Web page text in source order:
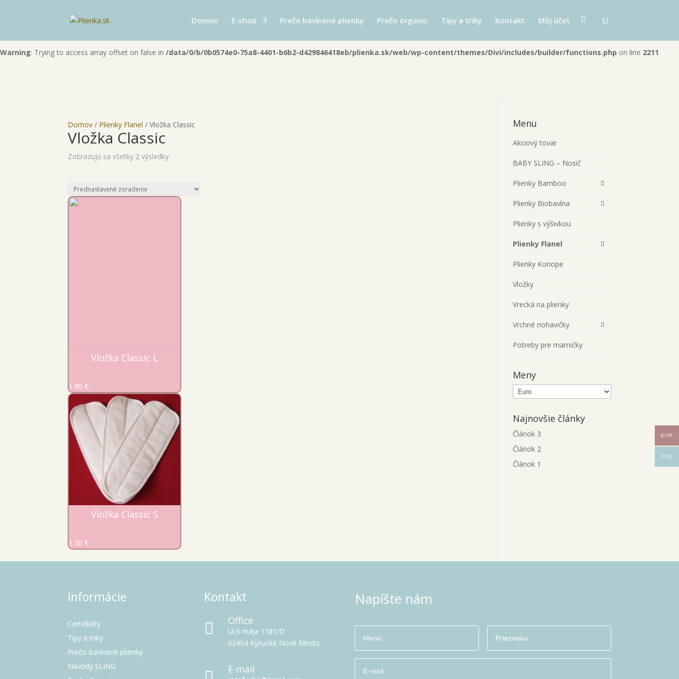
: "continue" targeting switch is equivalent to "break". Did you mean to use "continue 2"? in/data/0/b/0b0574e0-75a8-4401-b6b2-d429846418eb/plienka.sk/web/wp-
Warning: Trying to access array offset on false in /data/0/b/0b0574e0-75a8-4401-b6b2-d429846418eb/plienka.sk/web/wp-content/themes/Divi/includes/builder/functions.php on line 2211
Domov E-shop Prečo bavlnené plienky Prečo organic Tipy a triky Kontakt Môj účet
Domov / Plienky Flanel / Vložka Classic
Vložka Classic
Zobrazujú sa všetky 2 výsledky
Vložka Classic L
1.80 €
Vložka Classic S
1.50 €
Menu
Akciový tovar
BABY SLING – Nosič
Plienky Bamboo
Plienky Biobavlna
Plienky s výšivkou
Plienky Flanel
Plienky Konope
Vložky
Vrecká na plienky
Vrchné nohavičky
Potreby pre mamičky
Meny
Najnovšie články
Článok 3
Článok 2
Článok 1
Informácie
Certifikáty
Tipy a triky
Prečo bavlnené plienky
Návody SLING
Kontakt
 Office
Ul.9 mája 1181/D
02404 Kysucké Nové Mesto
E-mail
Napíšte nám
EUR
CZK